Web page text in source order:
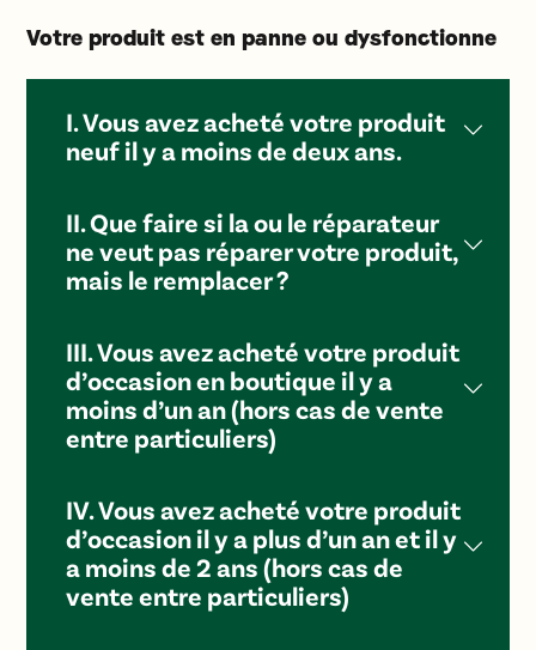
Votre produit est en panne ou dysfonctionne
I. Vous avez acheté votre produit
neuf il y a moins de deux ans.
II. Que faire si la ou le réparateur
ne veut pas réparer votre produit,
mais le remplacer ?
III. Vous avez acheté votre produit
d’occasion en boutique il y a
moins d’un an (hors cas de vente
entre particuliers)
IV. Vous avez acheté votre produit
d’occasion il y a plus d’un an et il y
a moins de 2 ans (hors cas de
vente entre particuliers)